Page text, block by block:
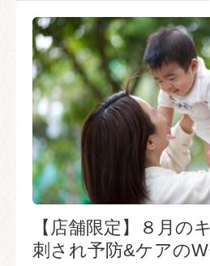
【店舗限定】８月の
刺され予防&ケアの